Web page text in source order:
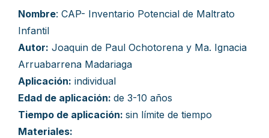
Nombre: CAP- Inventario Potencial de Maltrato
Infantil
Autor: Joaquin de Paul Ochotorena y Ma. Ignacia
Arruabarrena Madariaga
Aplicación: individual
Edad de aplicación: de 3-10 años
Tiempo de aplicación: sin límite de tiempo
Materiales: